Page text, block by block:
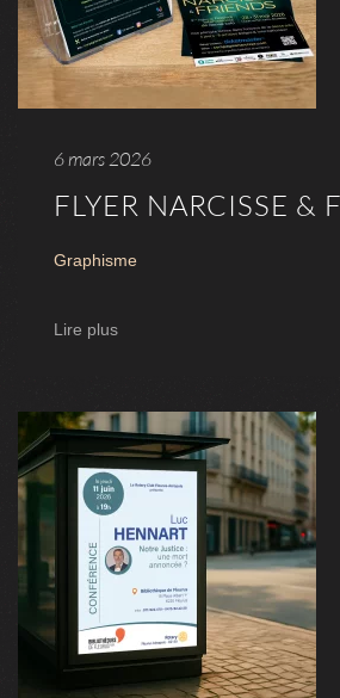
6 mars 2026
FLYER NARCISSE &
Graphisme
Lire plus